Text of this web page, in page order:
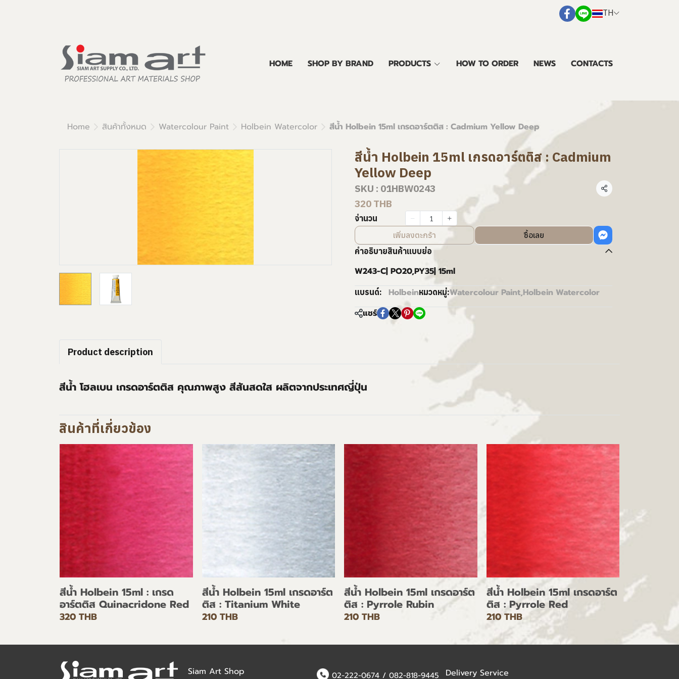
TH
HOME SHOP BY BRAND PRODUCTS HOW TO ORDER NEWS CONTACTS
Home สินค้าทั้งหมด Watercolour Paint Holbein Watercolor สีน้ำ Holbein 15ml เกรดอาร์ตติส : Cadmium Yellow Deep
สีน้ำ Holbein 15ml เกรดอาร์ตติส : Cadmium
Yellow Deep
SKU : 01HBW0243 แชร์
320 THB
จำนวน
เพิ่มลงตะกร้า
ซื้อเลย
คำอธิบายสินค้าแบบย่อ
W243-C| PO20,PY35| 15ml
แบรนด์: Holbeinหมวดหมู่:Watercolour Paint,Holbein Watercolor
แชร์
Product description
สีน้ำ โฮลเบน เกรดอาร์ตติส คุณภาพสูง สีสันสดใส ผลิตจากประเทศญี่ปุ่น
สินค้าที่เกี่ยวข้อง
สีน้ำ Holbein 15ml : เกรด
อาร์ตติส Quinacridone Red
320 THB
สีน้ำ Holbein 15ml เกรดอาร์ต
ติส : Titanium White
210 THB
สีน้ำ Holbein 15ml เกรดอาร์ต
ติส : Pyrrole Rubin
210 THB
สีน้ำ Holbein 15ml เกรดอาร์ต
ติส : Pyrrole Red
210 THB
Siam Art Shop
02-222-0674 / 082-818-9445 Delivery Service